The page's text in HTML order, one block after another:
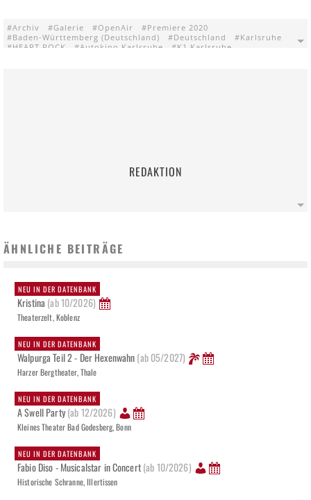
Archiv Galerie OpenAir
Premiere 2020
Baden-Württemberg (Deutschland)
Deutschland
Karlsruhe
HEART ROCK
Autokino Karlsruhe K1 Karlsruhe
REDAKTION
ÄHNLICHE BEITRÄGE
NEU IN DER DATENBANK
Kristina (ab 10/2026)
Theaterzelt, Koblenz
NEU IN DER DATENBANK
Walpurga Teil 2 - Der Hexenwahn(ab 05/2027)
Harzer Bergtheater, Thale
NEU IN DER DATENBANK
A Swell Party(ab 12/2026)
Kleines Theater Bad Godesberg, Bonn
NEU IN DER DATENBANK
Fabio Diso - Musicalstar in Concert(ab 10/2026)
Historische Schranne, Illertissen